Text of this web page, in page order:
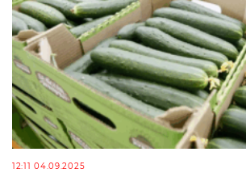
12:11 04.09.2025